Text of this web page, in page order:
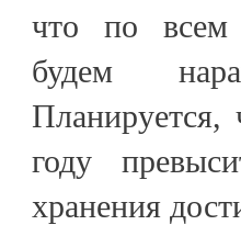
что по всем
будем
Планируется,
году
хранения